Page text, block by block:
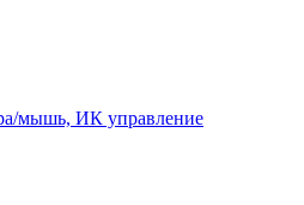
мышь, ИК управление